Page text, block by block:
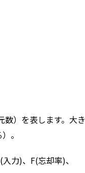
）を表します。大き
。
力)、F(忘却率)、